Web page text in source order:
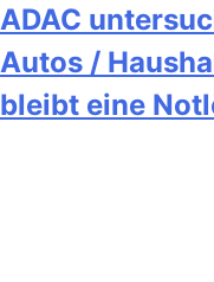
ADAC
Autos /
bleibt eine